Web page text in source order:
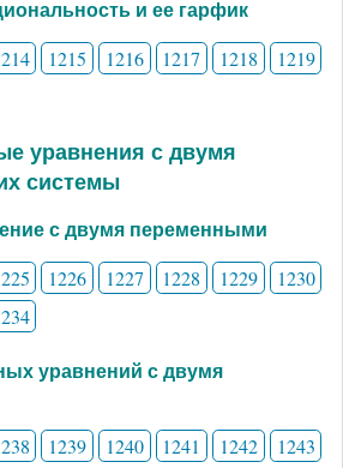
и ее гарфик
1215 1216 1217 1218
1219
уравнения с двумя
системы
с двумя переменными
1226 1227 1228 1229
1230
уравнений с двумя
1239 1240 1241 1242
1243